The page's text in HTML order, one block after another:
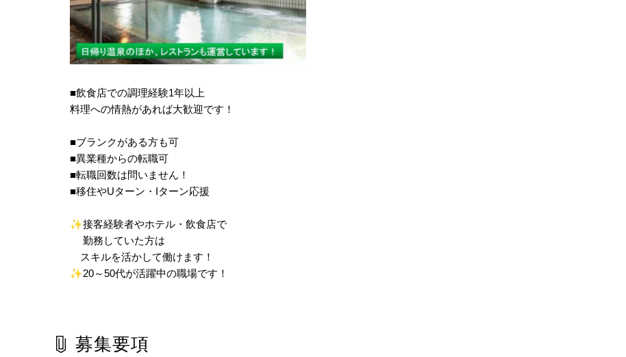
■飲食店での調理経験1年以上
料理への情熱があれば大歓迎です！
■ブランクがある方も可
■異業種からの転職可
■転職回数は問いません！
■移住やUターン・Iターン応援
✨接客経験者やホテル・飲食店で
勤務していた方は
スキルを活かして働けます！
✨20～50代が活躍中の職場です！
募集要項